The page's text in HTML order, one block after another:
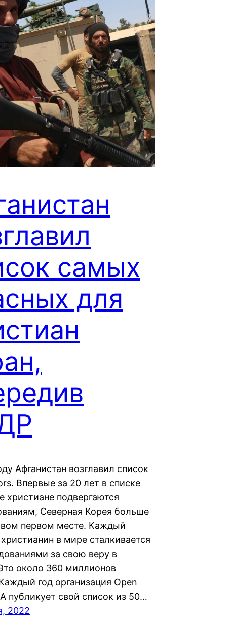
самых
для
Афганистан возглавил список
Впервые за 20 лет в списке
христиане подвергаются
Северная Корея больше
первом месте. Каждый
в мире сталкивается
за свою веру в
около 360 миллионов
год организация Open
публикует свой список из 50…
2022